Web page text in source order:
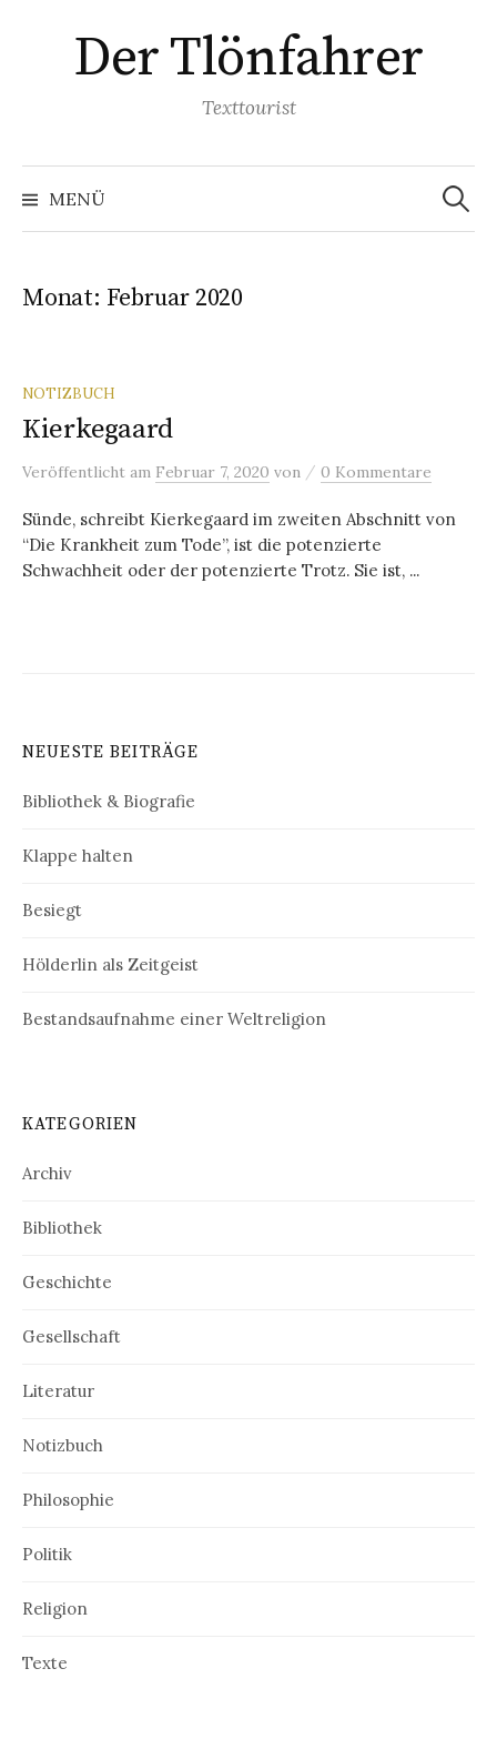
Der Tlönfahrer
Texttourist
MENÜ
Suchen
nach:
Monat: Februar 2020
NOTIZBUCH
Kierkegaard
Veröffentlicht am Februar 7, 2020 von / 0 Kommentare
Sünde, schreibt Kierkegaard im zweiten Abschnitt von
“Die Krankheit zum Tode”, ist die potenzierte
Schwachheit oder der potenzierte Trotz. Sie ist, ...
NEUESTE BEITRÄGE
Bibliothek & Biografie
Klappe halten
Besiegt
Hölderlin als Zeitgeist
Bestandsaufnahme einer Weltreligion
KATEGORIEN
Archiv
Bibliothek
Geschichte
Gesellschaft
Literatur
Notizbuch
Philosophie
Politik
Religion
Texte